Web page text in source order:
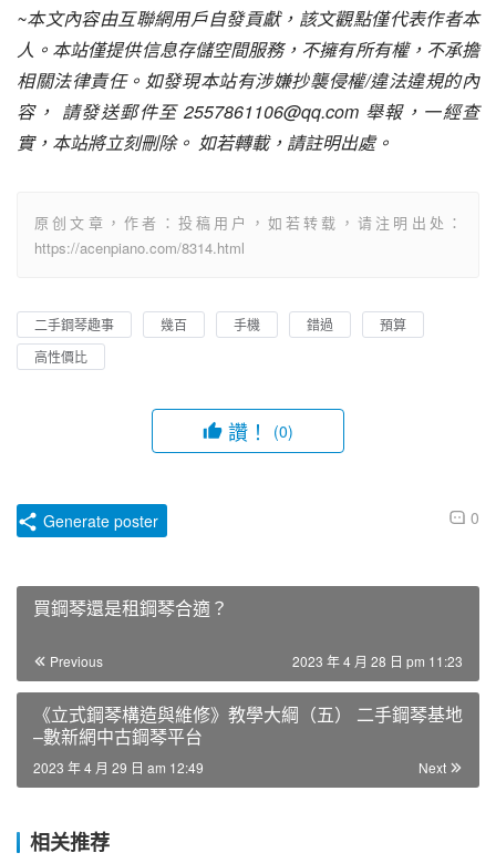
~本文內容由互聯網用戶自發貢獻，該文觀點僅代表作者本
人。本站僅提供信息存儲空間服務，不擁有所有權，不承擔
相關法律責任。如發現本站有涉嫌抄襲侵權/違法違規的內
容， 請發送郵件至 2557861106@qq.com 舉報，一經查
實，本站將立刻刪除。 如若轉載，請註明出處。
原创文章，作者：投稿用户，如若转载，请注明出处：
https://acenpiano.com/8314.html
二手鋼琴趣事 幾百 手機 錯過
預算
高性價比
讚！ (0)
0
Generate poster
買鋼琴還是租鋼琴合適？
Previous 2023 年 4 月 28 日 pm 11:23
《立式鋼琴構造與維修》教學大綱（五） 二手鋼琴基地
–數新網中古鋼琴平台
Next
2023 年 4 月 29 日 am 12:49
相关推荐